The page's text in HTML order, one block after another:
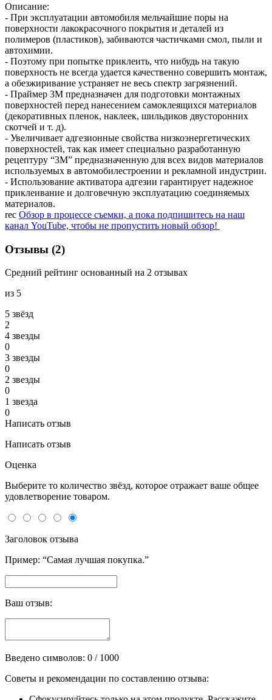
Описание:
- При эксплуатации автомобиля мельчайшие поры на
поверхности лакокрасочного покрытия и деталей из
полимеров (пластиков), забиваются частичками смол, пыли и
автохимии.
- Поэтому при попытке приклеить, что нибудь на такую
поверхность не всегда удается качественно совершить монтаж,
а обезжиривание устраняет не весь спектр загрязнений.
- Праймер 3М предназначен для подготовки монтажных
поверхностей перед нанесением самоклеящихся материалов
(декоративных пленок, наклеек, шильдиков двусторонних
скотчей и т. д).
- Увеличивает адгезионные свойства низкоэнергетических
поверхностей, так как имеет специально разработанную
рецептуру “3М” предназначенную для всех видов материалов
используемых в автомобилестроении и рекламной индустрии.
- Использование активатора адгезии гарантирует надежное
приклеивание и долговечную эксплуатацию соединяемых
материалов.
rec Обзор в процессе съемки, а пока подпишитесь на наш
канал YouTube, чтобы не пропустить новый обзор!
Отзывы (2)
Средний рейтинг основанный на 2 отзывах
из 5
5 звёзд
2
4 звeзды
0
3 звeзды
0
2 звeзды
0
1 звeзда
0
Написать отзыв
Написать отзыв
Оценка
Выберите то количество звёзд, которое отражает ваше общее
удовлетворение товаром.
Заголовок отзыва
Пример: “Самая лучшая покупка.”
Ваш отзыв:
Введено символов: 0 / 1000
Советы и рекомендации по составлению отзыва: